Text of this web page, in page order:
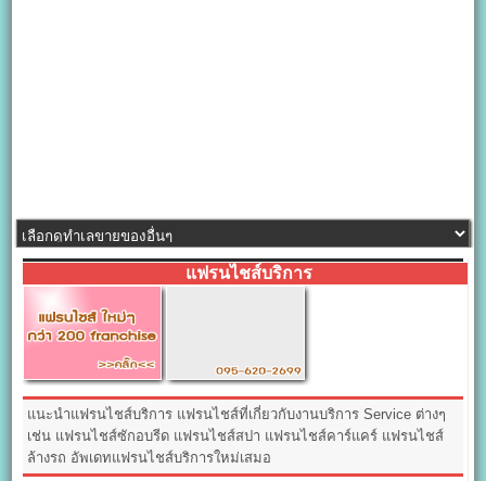
แฟรนไชส์บริการ
แนะนำแฟรนไชส์บริการ แฟรนไชส์ที่เกี่ยวกับงานบริการ Service ต่างๆ
เช่น แฟรนไชส์ซักอบรีด แฟรนไชส์สปา แฟรนไชส์คาร์แคร์ แฟรนไชส์
ล้างรถ อัพเดทแฟรนไชส์บริการใหม่เสมอ